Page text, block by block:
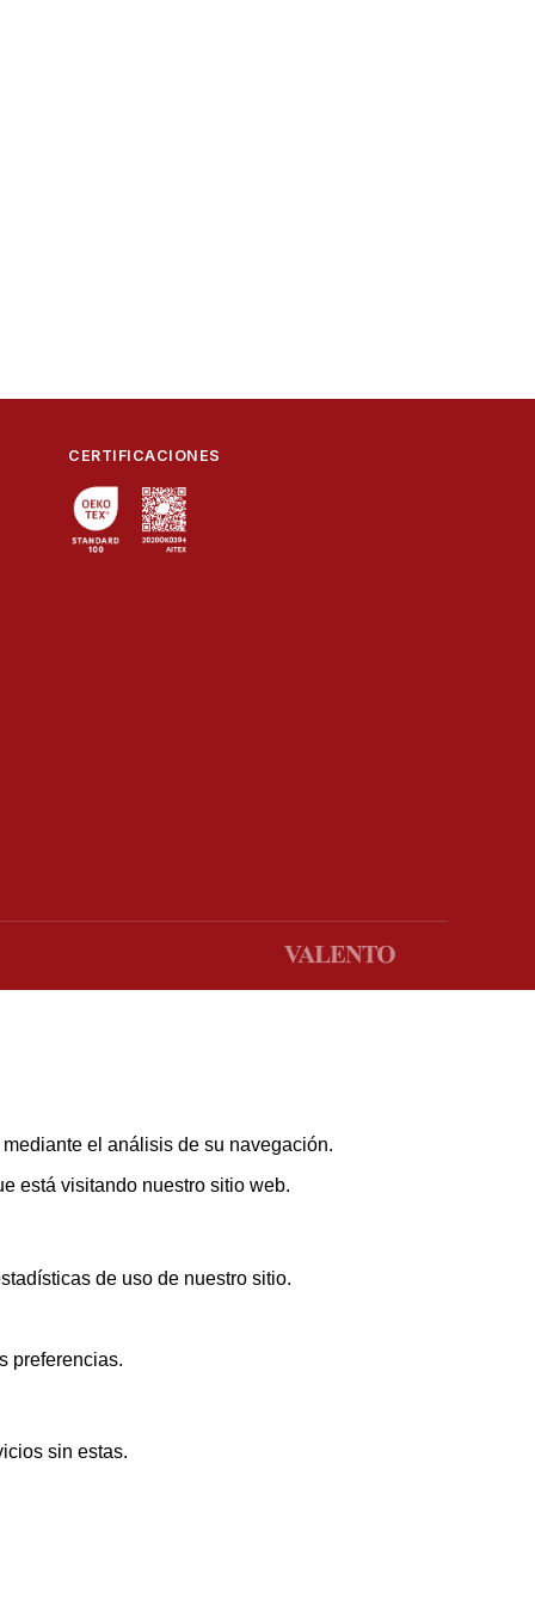
CERTIFICACIONES
el análisis de su navegación.
está visitando nuestro sitio web.
de uso de nuestro sitio.
preferencias.
sin estas.